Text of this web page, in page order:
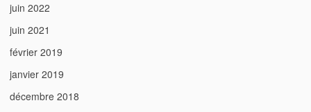
juin 2022
juin 2021
février 2019
janvier 2019
décembre 2018